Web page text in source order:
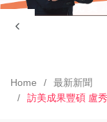
Home
最新新聞
訪美成果豐碩 盧